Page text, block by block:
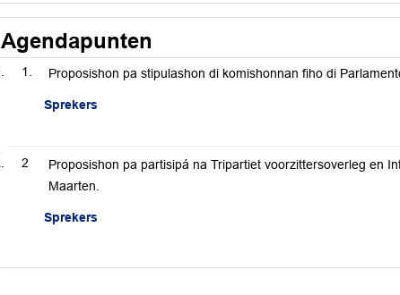
Agendapunten
1. Proposishon pa stipulashon di komishonnan fiho di
Sprekers
2
Proposishon pa partisipá na Tripartiet voorzittersoverleg en
Maarten.
Sprekers